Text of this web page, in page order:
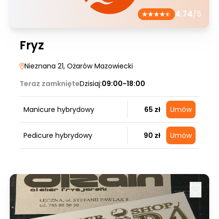
4.74/5
Fryz
Nieznana 21, Ożarów Mazowiecki
Teraz zamknięteDzisiaj:09:00-18:00
Manicure hybrydowy 65 zł Umów
Pedicure hybrydowy 90 zł Umów